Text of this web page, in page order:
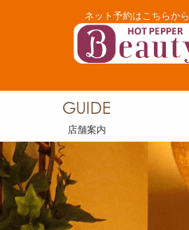
ネット予約はこちらから
GUIDE
店舗案内